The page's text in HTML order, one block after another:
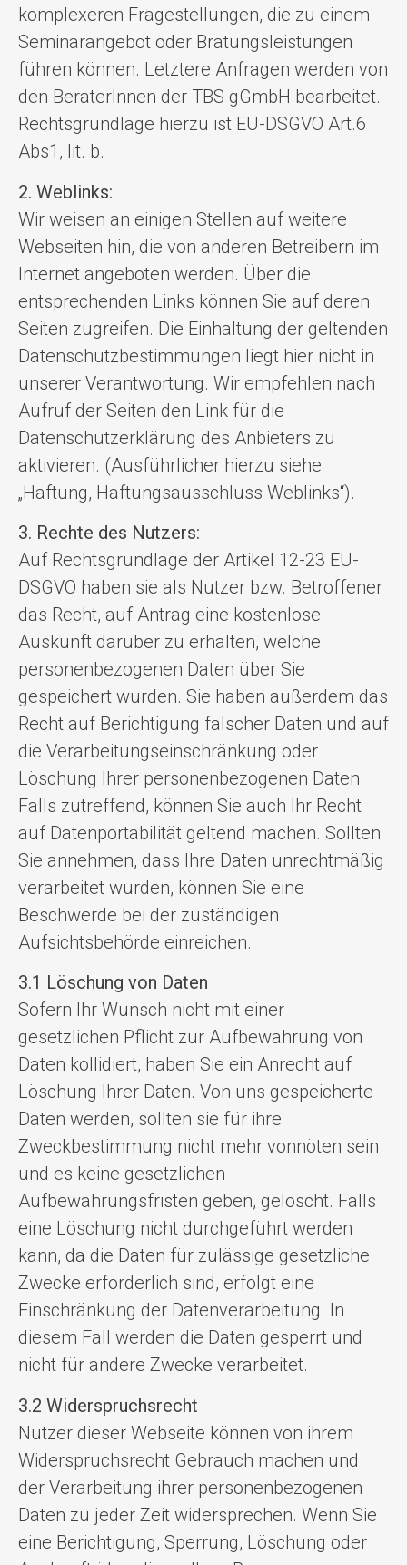
komplexeren Fragestellungen, die zu einem
Seminarangebot oder Bratungsleistungen
führen können. Letztere Anfragen werden von
den BeraterInnen der TBS gGmbH bearbeitet.
Rechtsgrundlage hierzu ist EU-DSGVO Art.6
Abs1, lit. b.
2. Weblinks:
Wir weisen an einigen Stellen auf weitere
Webseiten hin, die von anderen Betreibern im
Internet angeboten werden. Über die
entsprechenden Links können Sie auf deren
Seiten zugreifen. Die Einhaltung der geltenden
Datenschutzbestimmungen liegt hier nicht in
unserer Verantwortung. Wir empfehlen nach
Aufruf der Seiten den Link für die
Datenschutzerklärung des Anbieters zu
aktivieren. (Ausführlicher hierzu siehe
„Haftung, Haftungsausschluss Weblinks“).
3. Rechte des Nutzers:
Auf Rechtsgrundlage der Artikel 12-23 EU-
DSGVO haben sie als Nutzer bzw. Betroffener
das Recht, auf Antrag eine kostenlose
Auskunft darüber zu erhalten, welche
personenbezogenen Daten über Sie
gespeichert wurden. Sie haben außerdem das
Recht auf Berichtigung falscher Daten und auf
die Verarbeitungseinschränkung oder
Löschung Ihrer personenbezogenen Daten.
Falls zutreffend, können Sie auch Ihr Recht
auf Datenportabilität geltend machen. Sollten
Sie annehmen, dass Ihre Daten unrechtmäßig
verarbeitet wurden, können Sie eine
Beschwerde bei der zuständigen
Aufsichtsbehörde einreichen.
3.1 Löschung von Daten
Sofern Ihr Wunsch nicht mit einer
gesetzlichen Pflicht zur Aufbewahrung von
Daten kollidiert, haben Sie ein Anrecht auf
Löschung Ihrer Daten. Von uns gespeicherte
Daten werden, sollten sie für ihre
Zweckbestimmung nicht mehr vonnöten sein
und es keine gesetzlichen
Aufbewahrungsfristen geben, gelöscht. Falls
eine Löschung nicht durchgeführt werden
kann, da die Daten für zulässige gesetzliche
Zwecke erforderlich sind, erfolgt eine
Einschränkung der Datenverarbeitung. In
diesem Fall werden die Daten gesperrt und
nicht für andere Zwecke verarbeitet.
3.2 Widerspruchsrecht
Nutzer dieser Webseite können von ihrem
Widerspruchsrecht Gebrauch machen und
der Verarbeitung ihrer personenbezogenen
Daten zu jeder Zeit widersprechen. Wenn Sie
eine Berichtigung, Sperrung, Löschung oder